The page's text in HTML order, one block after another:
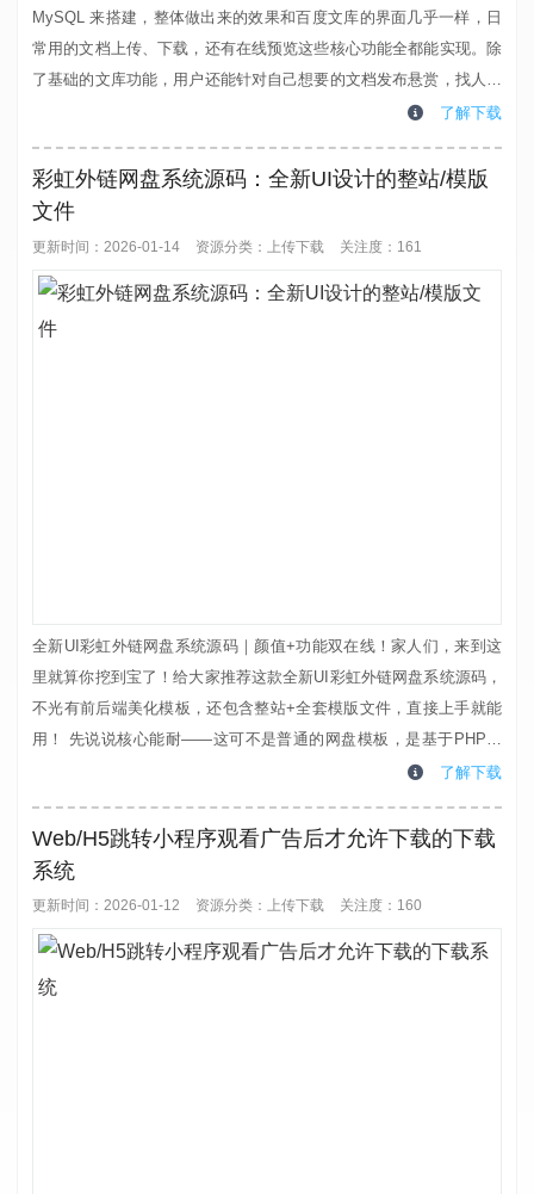
MySQL 来搭建，整体做出来的效果和百度文库的界面几乎一样，日
常用的文档上传、下载，还有在线预览这些核心功能全都能实现。除
了基础的文库功能，用户还能针对自己想要的文档发布悬赏，找人帮
忙找或者上传对应的文档，用起来特别灵活。技术层面也很省心，这
分则用了 easysns 框架，操作起来简单，就算是新手也能快速上手
管理。而且它还支...
了解下载
彩虹外链网盘系统源码：全新UI设计的整站/模版
文件
更新时间：2026-01-14 资源分类： 上传下载 关注度：161
全新UI彩虹外链网盘系统源码｜颜值+功能双在线！家人们，来到这
里就算你挖到宝了！给大家推荐这款全新UI彩虹外链网盘系统源码，
不光有前后端美化模板，还包含整站+全套模版文件，直接上手就能
用！ 先说说核心能耐——这可不是普通的网盘模板，是基于PHP开
发的网盘+外链分享二合一神器，不管你是存文件、发外链，还是做
文件通吃：不管是文档、图片、音乐、视频，啥格式都能上传，不用
愁兼容问题；...
了解下载
Web/H5跳转小程序观看广告后才允许下载的下载
系统
更新时间：2026-01-12 资源分类： 上传下载 关注度：160